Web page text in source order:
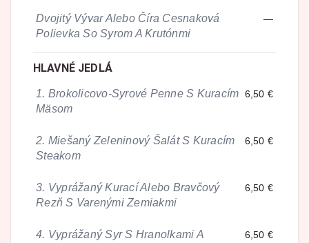
Dvojitý Vývar Alebo Číra Cesnaková
Polievka So Syrom A Krutónmi
—
HLAVNÉ JEDLÁ
1. Brokolicovo-Syrové Penne S Kuracím
Mäsom
6,50 €
2. Miešaný Zeleninový Šalát S Kuracím
Steakom
6,50 €
3. Vyprážaný Kurací Alebo Bravčový
Rezň S Varenými Zemiakmi
6,50 €
4. Vyprážaný Syr S Hranolkami A
6,50 €